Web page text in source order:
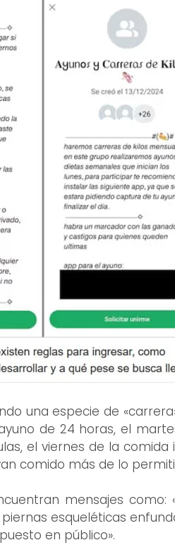
una especie de
de 24 horas, el
el viernes de la
comido más de lo
mensajes como:
esqueléticas
en público».